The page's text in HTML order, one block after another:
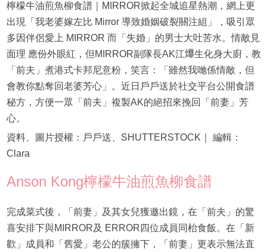
檸檬牛油煎魚柳食譜｜MIRROR掀起全城追星熱潮，網上更
出現「我老婆嫁左比 Mirror 導致婚姻破裂關注組」，吸引眾
多因伴侶愛上 MIRROR 而「失婚」的男士大吐苦水。情敵見
面理 應份外眼紅，但MIRROR副隊長AK江𤒹生化身大廚，教
「前夫」煮港式卡邦尼意粉，笑言：「雖然我哋係情敵，但
會教你點奪回老婆芳心」。近日戶戶送於社交平台公開食譜
秘方，方便一眾「前夫」複製AK的絕招來挽回「前妻」芳
心。
資料、圖片授權：戶戶送、SHUTTERSTOCK｜ 編輯：
Clara
Anson Kong檸檬牛油煎魚柳食譜
完成菜式後，「前妻」及其女兒獲邀出鏡，在「前夫」的驚
喜安排下與MIRROR及 ERROR四位成員同枱食飯。在「新
歡」成員和「舊愛」老公的簇擁下，「前妻」更表示無法直